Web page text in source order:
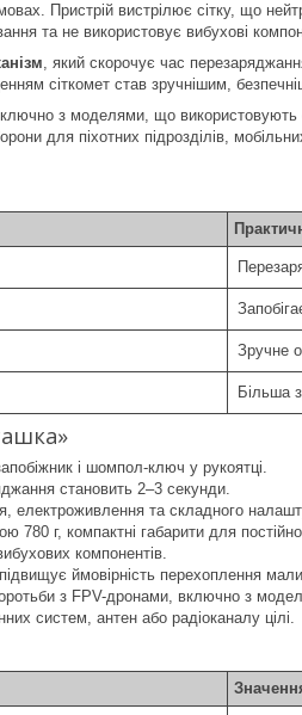
Пристрій вистрілює сітку, що
та не використовує вибухові
, який скорочує час
сіткомет став зручнішим,
з моделями, що використовують
для піхотних підрозділів,
Зручне
Більша
і шомпол-ключ у рукоятці.
становить 2–3 секунди.
електроживлення та складного
г, компактні габарити для
компонентів.
ймовірність перехоплення
з FPV-дронами, включно з
систем, антен або радіоканалу цілі.